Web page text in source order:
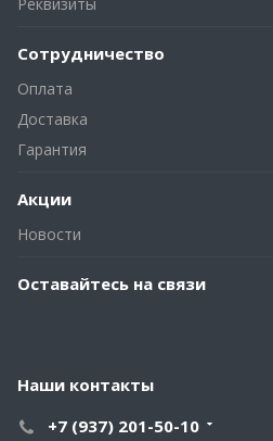
Сотрудничество
Оплата
Доставка
Гарантия
Акции
Новости
Оставайтесь на связи
Наши контакты
+7 (937) 201-50-10